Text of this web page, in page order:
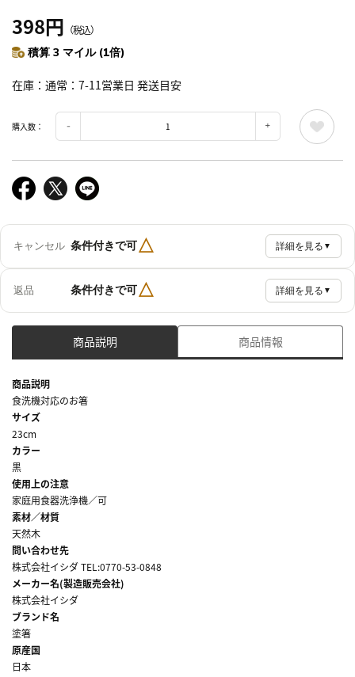
398円 （税込）
積算 3 マイル (1倍)
在庫 通常：7-11営業日 発送目安
購入数：
キャンセル 条件付きで可△ 詳細を見る ▼
返品 条件付きで可△ 詳細を見る ▼
商品説明 商品情報
商品説明
食洗機対応のお箸
サイズ
23cm
カラー
黒
使用上の注意
家庭用食器洗浄機／可
素材／材質
天然木
問い合わせ先
株式会社イシダ TEL:0770-53-0848
メーカー名(製造販売会社)
株式会社イシダ
ブランド名
塗箸
原産国
日本